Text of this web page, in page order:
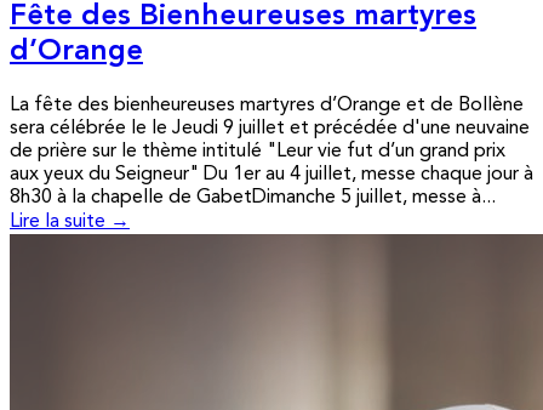
Fête des Bienheureuses martyres
d’Orange
La fête des bienheureuses martyres d’Orange et de Bollène
sera célébrée le le Jeudi 9 juillet et précédée d'une neuvaine
de prière sur le thème intitulé "Leur vie fut d’un grand prix
aux yeux du Seigneur" Du 1er au 4 juillet, messe chaque jour à
8h30 à la chapelle de GabetDimanche 5 juillet, messe à...
Lire la suite →